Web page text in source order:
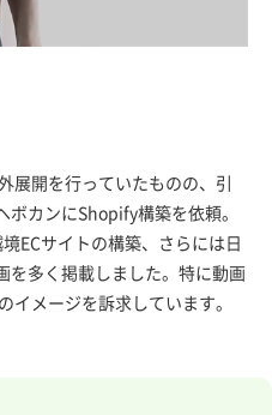
展開を行っていたものの、引
カンにShopify構築を依頼。
ECサイトの構築、さらには日
を多く掲載しました。特に動画
ることで、 着用時のイメージを訴求しています。